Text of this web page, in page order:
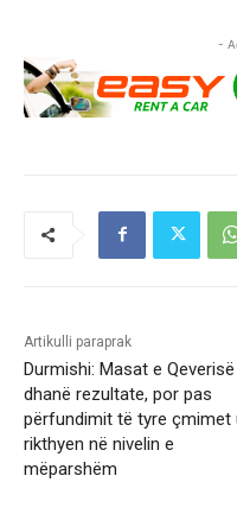
-
Artikulli paraprak
Durmishi: Masat e Qeverisë
dhanë rezultate, por pas
përfundimit të tyre çmimet
rikthyen në nivelin e
mëparshëm